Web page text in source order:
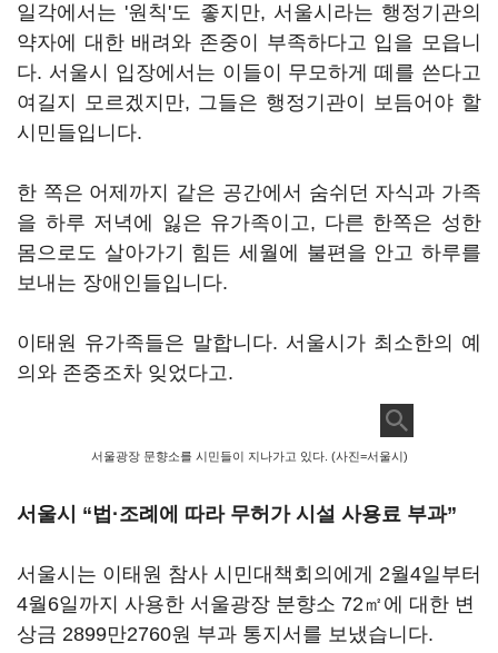
일각에서는 '원칙'도 좋지만, 서울시라는 행정기관의
약자에 대한 배려와 존중이 부족하다고 입을 모읍니
다. 서울시 입장에서는 이들이 무모하게 떼를 쓴다고
여길지 모르겠지만, 그들은 행정기관이 보듬어야 할
시민들입니다.
한 쪽은 어제까지 같은 공간에서 숨쉬던 자식과 가족
을 하루 저녁에 잃은 유가족이고, 다른 한쪽은 성한
몸으로도 살아가기 힘든 세월에 불편을 안고 하루를
보내는 장애인들입니다.
이태원 유가족들은 말합니다. 서울시가 최소한의 예
의와 존중조차 잊었다고.
서울광장 문향소를 시민들이 지나가고 있다. (사진=서울시)
서울시 “법·조례에 따라 무허가 시설 사용료 부과”
서울시는 이태원 참사 시민대책회의에게 2월4일부터
4월6일까지 사용한 서울광장 분향소 72㎡에 대한 변
상금 2899만2760원 부과 통지서를 보냈습니다.